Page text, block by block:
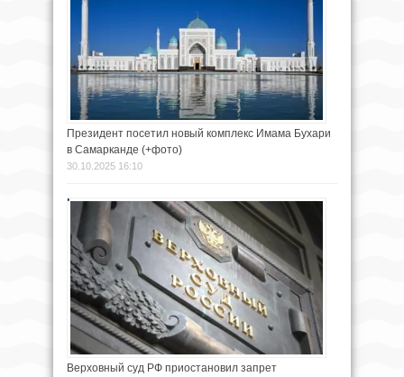
Президент посетил новый комплекс Имама Бухари
в Самарканде (+фото)
30.10.2025 16:10
Верховный суд РФ приостановил запрет